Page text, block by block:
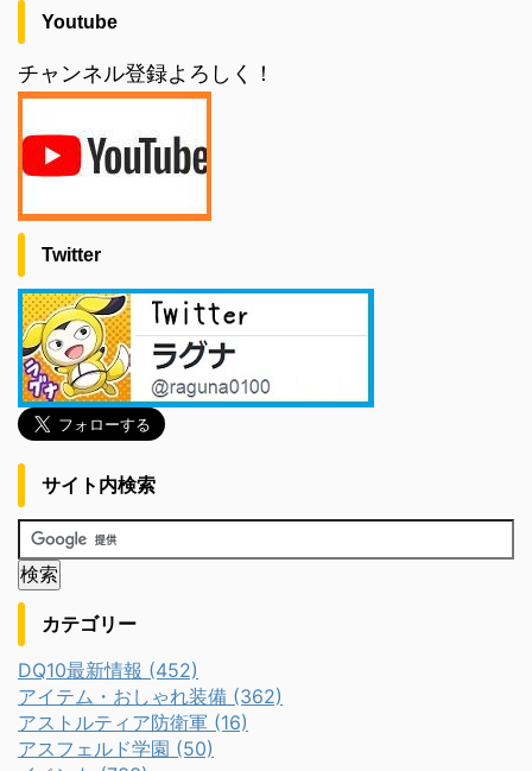
Youtube
チャンネル登録よろしく！
Twitter
サイト内検索
カテゴリー
DQ10最新情報 (452)
アイテム・おしゃれ装備 (362)
アストルティア防衛軍 (16)
アスフェルド学園 (50)